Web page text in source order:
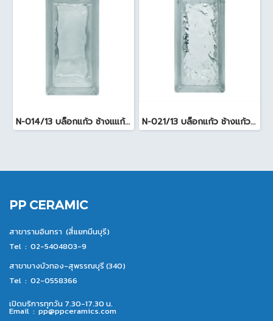
N-014/13 บล็อกแก้ว ช้างแแก้ว WOW หยาดเพชร ( 24x11.5x8 cm.) N-021/13 บล็อกแก้ว ช้างแก้ว WOW แก้วประดับฟ้า ( 24X11.5X8cm )
PP CERAMIC
สาขารามอินทรา (สี่แยกมีนบุรี)
Tel : 02-5404803-9
สาขาบางบัวทอง-สุพรรณบุรี (340)
Tel : 02-0558366
เปิดบริการทุกวัน 7.30-17.30 น.
Email : pp@ppceramics.com